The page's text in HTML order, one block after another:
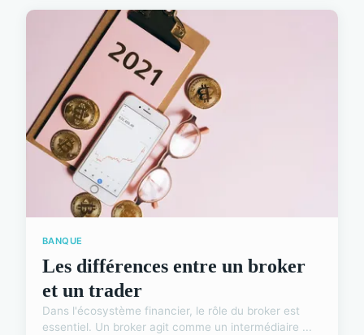
BANQUE
Les différences entre un broker
et un trader
Dans l'écosystème financier, le rôle du broker est
essentiel. Un broker agit comme un intermédiaire ...